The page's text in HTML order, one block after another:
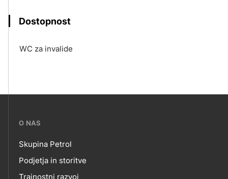
Dostopnost
WC za invalide
???
skupno.footer-
title???
O NAS
O
Skupina Petrol
Podjetja in storitve
Trajnostni razvoj